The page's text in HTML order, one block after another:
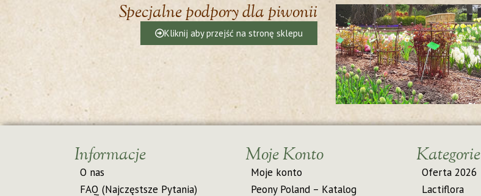
Specjalne podpory dla piwonii
Kliknij aby przejść na stronę sklepu
Informacje
O nas
FAQ (Najczęstsze Pytania)
Moje Konto
Moje konto
Peony Poland – Katalog
Kategorie
Oferta 2026
Lactiflora